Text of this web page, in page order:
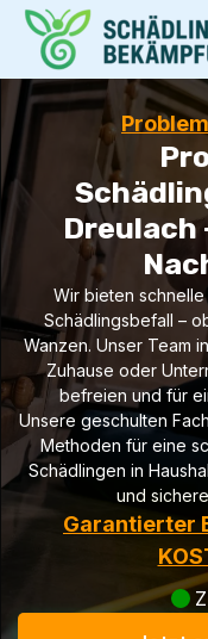
Dreulach
Wir bieten
Schädlingsbefall –
Wanzen. Unser Team
Zuhause oder
befreien und für
Unsere geschulten
Methoden für eine
Schädlingen in
und
Garantierter